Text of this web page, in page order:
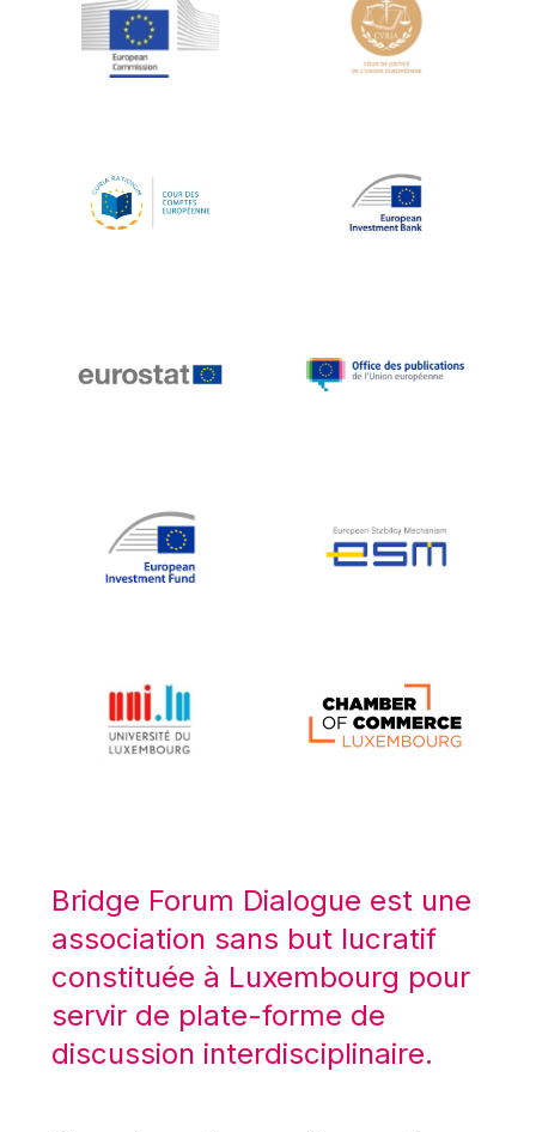
Jean-Louis Schiltz
Jean-Victor Louis
Johnny Åkerholm
Katharien L.C. Hunt
Klaus-Heiner Lehne
Koen LENAERTS
Lars Heikensten
Lucas Papademos
Máire Geoghegan-Quinn
Mario Centeno
Mario Monti
Maroš ŠEFČOVIČ
Martin Bailey
Martine Reicherts
Bridge Forum Dialogue est une
association sans but lucratif
constituée à Luxembourg pour
servir de plate-forme de
discussion interdisciplinaire.